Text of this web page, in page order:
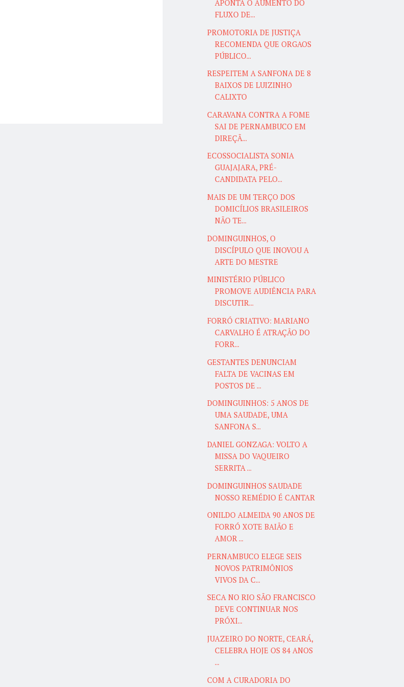
APONTA O AUMENTO DO
FLUXO DE...
PROMOTORIA DE JUSTIÇA
RECOMENDA QUE ORGAOS
PÚBLICO...
RESPEITEM A SANFONA DE 8
BAIXOS DE LUIZINHO
CALIXTO
CARAVANA CONTRA A FOME
SAI DE PERNAMBUCO EM
DIREÇÃ...
ECOSSOCIALISTA SONIA
GUAJAJARA, PRÉ-
CANDIDATA PELO...
MAIS DE UM TERÇO DOS
DOMICÍLIOS BRASILEIROS
NÃO TE...
DOMINGUINHOS, O
DISCÍPULO QUE INOVOU A
ARTE DO MESTRE
MINISTÉRIO PÚBLICO
PROMOVE AUDIÊNCIA PARA
DISCUTIR...
FORRÓ CRIATIVO: MARIANO
CARVALHO É ATRAÇÃO DO
FORR...
GESTANTES DENUNCIAM
FALTA DE VACINAS EM
POSTOS DE ...
DOMINGUINHOS: 5 ANOS DE
UMA SAUDADE, UMA
SANFONA S...
DANIEL GONZAGA: VOLTO A
MISSA DO VAQUEIRO
SERRITA ...
DOMINGUINHOS SAUDADE
NOSSO REMÉDIO É CANTAR
ONILDO ALMEIDA 90 ANOS DE
FORRÓ XOTE BAIÃO E
AMOR ...
PERNAMBUCO ELEGE SEIS
NOVOS PATRIMÔNIOS
VIVOS DA C...
SECA NO RIO SÃO FRANCISCO
DEVE CONTINUAR NOS
PRÓXI...
JUAZEIRO DO NORTE, CEARÁ,
CELEBRA HOJE OS 84 ANOS
...
COM A CURADORIA DO